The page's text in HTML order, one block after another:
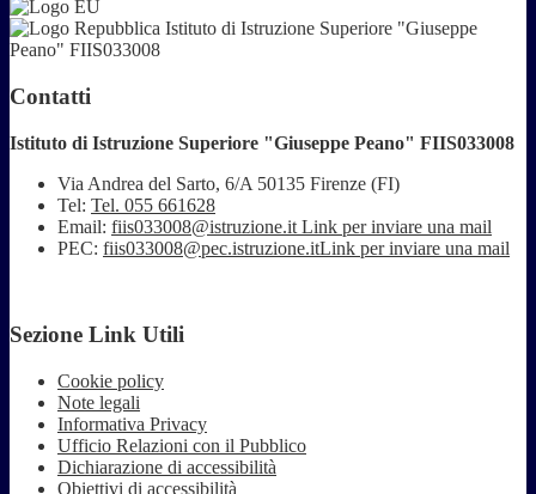
Istituto di Istruzione Superiore "Giuseppe
Peano" FIIS033008
Contatti
Istituto di Istruzione Superiore "Giuseppe Peano" FIIS033008
Via Andrea del Sarto, 6/A 50135 Firenze (FI)
Tel: Tel. 055 661628
Email: fiis033008@istruzione.it Link per inviare una mail
PEC: fiis033008@pec.istruzione.itLink per inviare una mail
Sezione Link Utili
Cookie policy
Note legali
Informativa Privacy
Ufficio Relazioni con il Pubblico
Dichiarazione di accessibilità
Obiettivi di accessibilità